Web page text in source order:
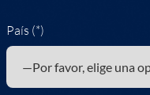
País (*)